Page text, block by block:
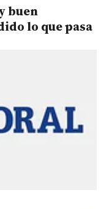
buen
lo que pasa